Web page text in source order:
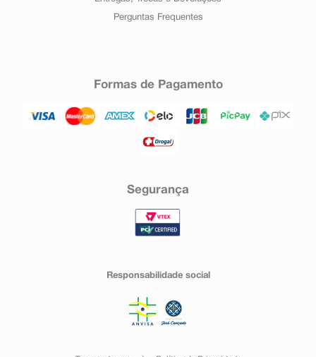
Perguntas Frequentes
Formas de Pagamento
Segurança
Responsabilidade social